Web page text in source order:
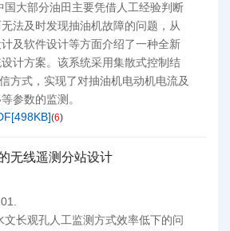
国大部分油田主要凭借人工经验判断
法及时发现抽油机故障的问题，从
及软件设计等方面介绍了一种全新
计方案。该系统采用集散式控制结
方式，实现了对抽油机电动机电流及
参数的监测。
498KB](6)
无线遥测分站设计
文长观孔人工监测方式效率低下的问